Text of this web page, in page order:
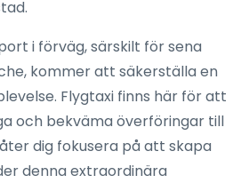
i förväg, särskilt för sena
kommer att säkerställa en
Flygtaxi finns här för att
och bekväma överföringar till
dig fokusera på att skapa
denna extraordinära